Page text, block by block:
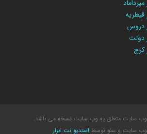
دروس
دولت
وب سایت متعلق به وب سایت نسخه می باشد.
سایت و سئو توسط استدیو نت ابزار